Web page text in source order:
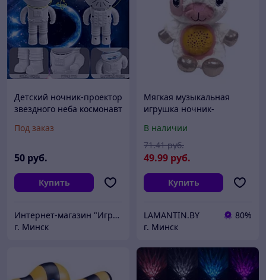
Детский ночник-проектор
звездного неба космонавт
небо для детей
Под заказ
50 руб.
Купить
Интернет-магазин "ИгрушкиТут"
г. Минск
Мягкая музыкальная
игрушка ночник-
колыбельные мелодии
для малышей
В наличии
49.99 руб.
71.41 руб.
Купить
LAMANTIN.BY
80%
г. Минск